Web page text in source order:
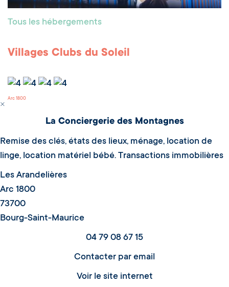
Tous les hébergements
Villages Clubs du Soleil
Arc 1800
La Conciergerie des Montagnes
Remise des clés, états des lieux, ménage, location de
linge, location matériel bébé. Transactions immobilières
Les Arandelières
Arc 1800
73700
Bourg-Saint-Maurice
04 79 08 67 15
Contacter par email
Voir le site internet